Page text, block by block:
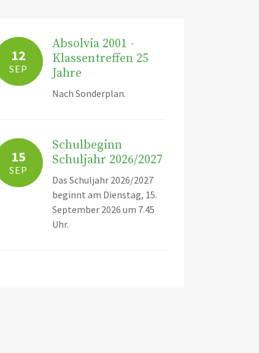
12
SEP
Absolvia 2001 -
Klassentreffen 25
Jahre
Nach Sonderplan.
15
SEP
Schulbeginn
Schuljahr 2026/2027
Das Schuljahr 2026/2027
beginnt am Dienstag, 15.
September 2026 um 7.45
Uhr.